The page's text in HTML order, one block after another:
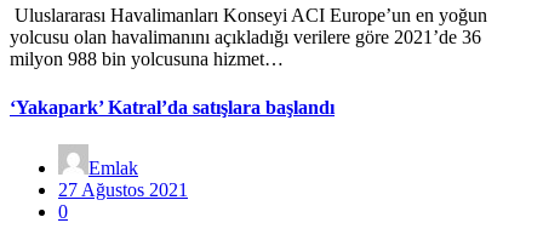
Uluslararası Havalimanları Konseyi ACI Europe’un en yoğun
yolcusu olan havalimanını açıkladığı verilere göre 2021’de 36
milyon 988 bin yolcusuna hizmet…
‘Yakapark’ Katral’da satışlara başlandı
Emlak
27 Ağustos 2021
0